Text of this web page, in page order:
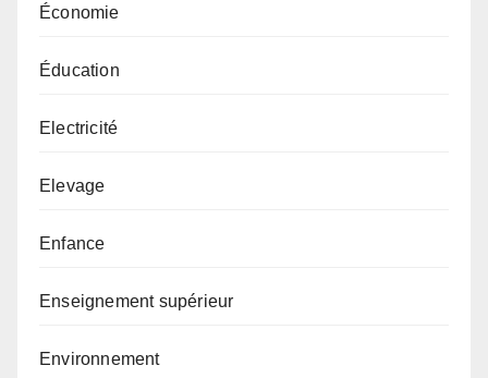
Économie
Éducation
Electricité
Elevage
Enfance
Enseignement supérieur
Environnement